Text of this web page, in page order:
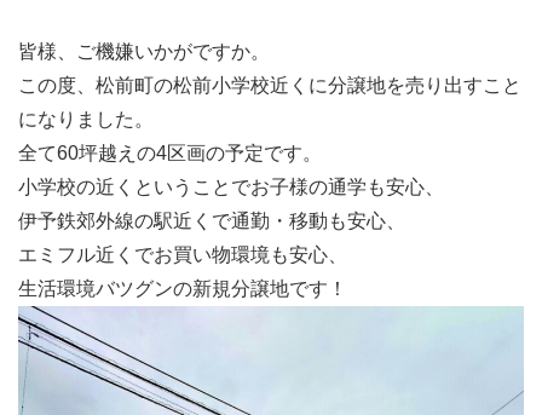
皆様、ご機嫌いかがですか。
この度、松前町の松前小学校近くに分譲地を売り出すこと
になりました。
全て60坪越えの4区画の予定です。
小学校の近くということでお子様の通学も安心、
伊予鉄郊外線の駅近くで通勤・移動も安心、
エミフル近くでお買い物環境も安心、
生活環境バツグンの新規分譲地です！